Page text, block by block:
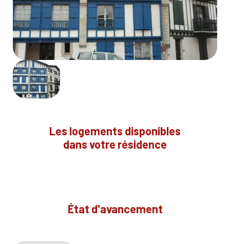
Les logements disponibles
dans votre résidence
État d'avancement